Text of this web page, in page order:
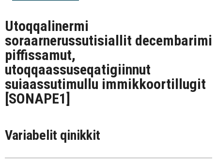
Utoqqalinermi
soraarnerussutisiallit decembarimi
piffissamut,
utoqqaassuseqatigiinnut
suiaassutimullu immikkoortillugit
[SONAPE1]
Variabelit qinikkit